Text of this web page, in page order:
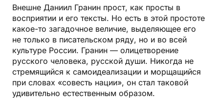
Внешне Даниил Гранин прост, как просты в
восприятии и его тексты. Но есть в этой простоте
какое­-то загадочное величие, выделяющее его
не только в писательском ряду, но и во всей
культуре России. Гранин — олицетворение
русского человека, русской души. Никогда не
стремящийся к самоидеализации и морщащийся
при словах «совесть нации», он стал таковой
удивительно естественным образом.